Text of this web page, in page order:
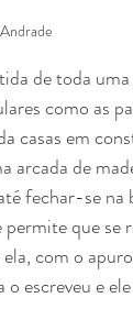
de toda
como as
casas em
arcada de
fechar-se na
que se
com o
escreveu e